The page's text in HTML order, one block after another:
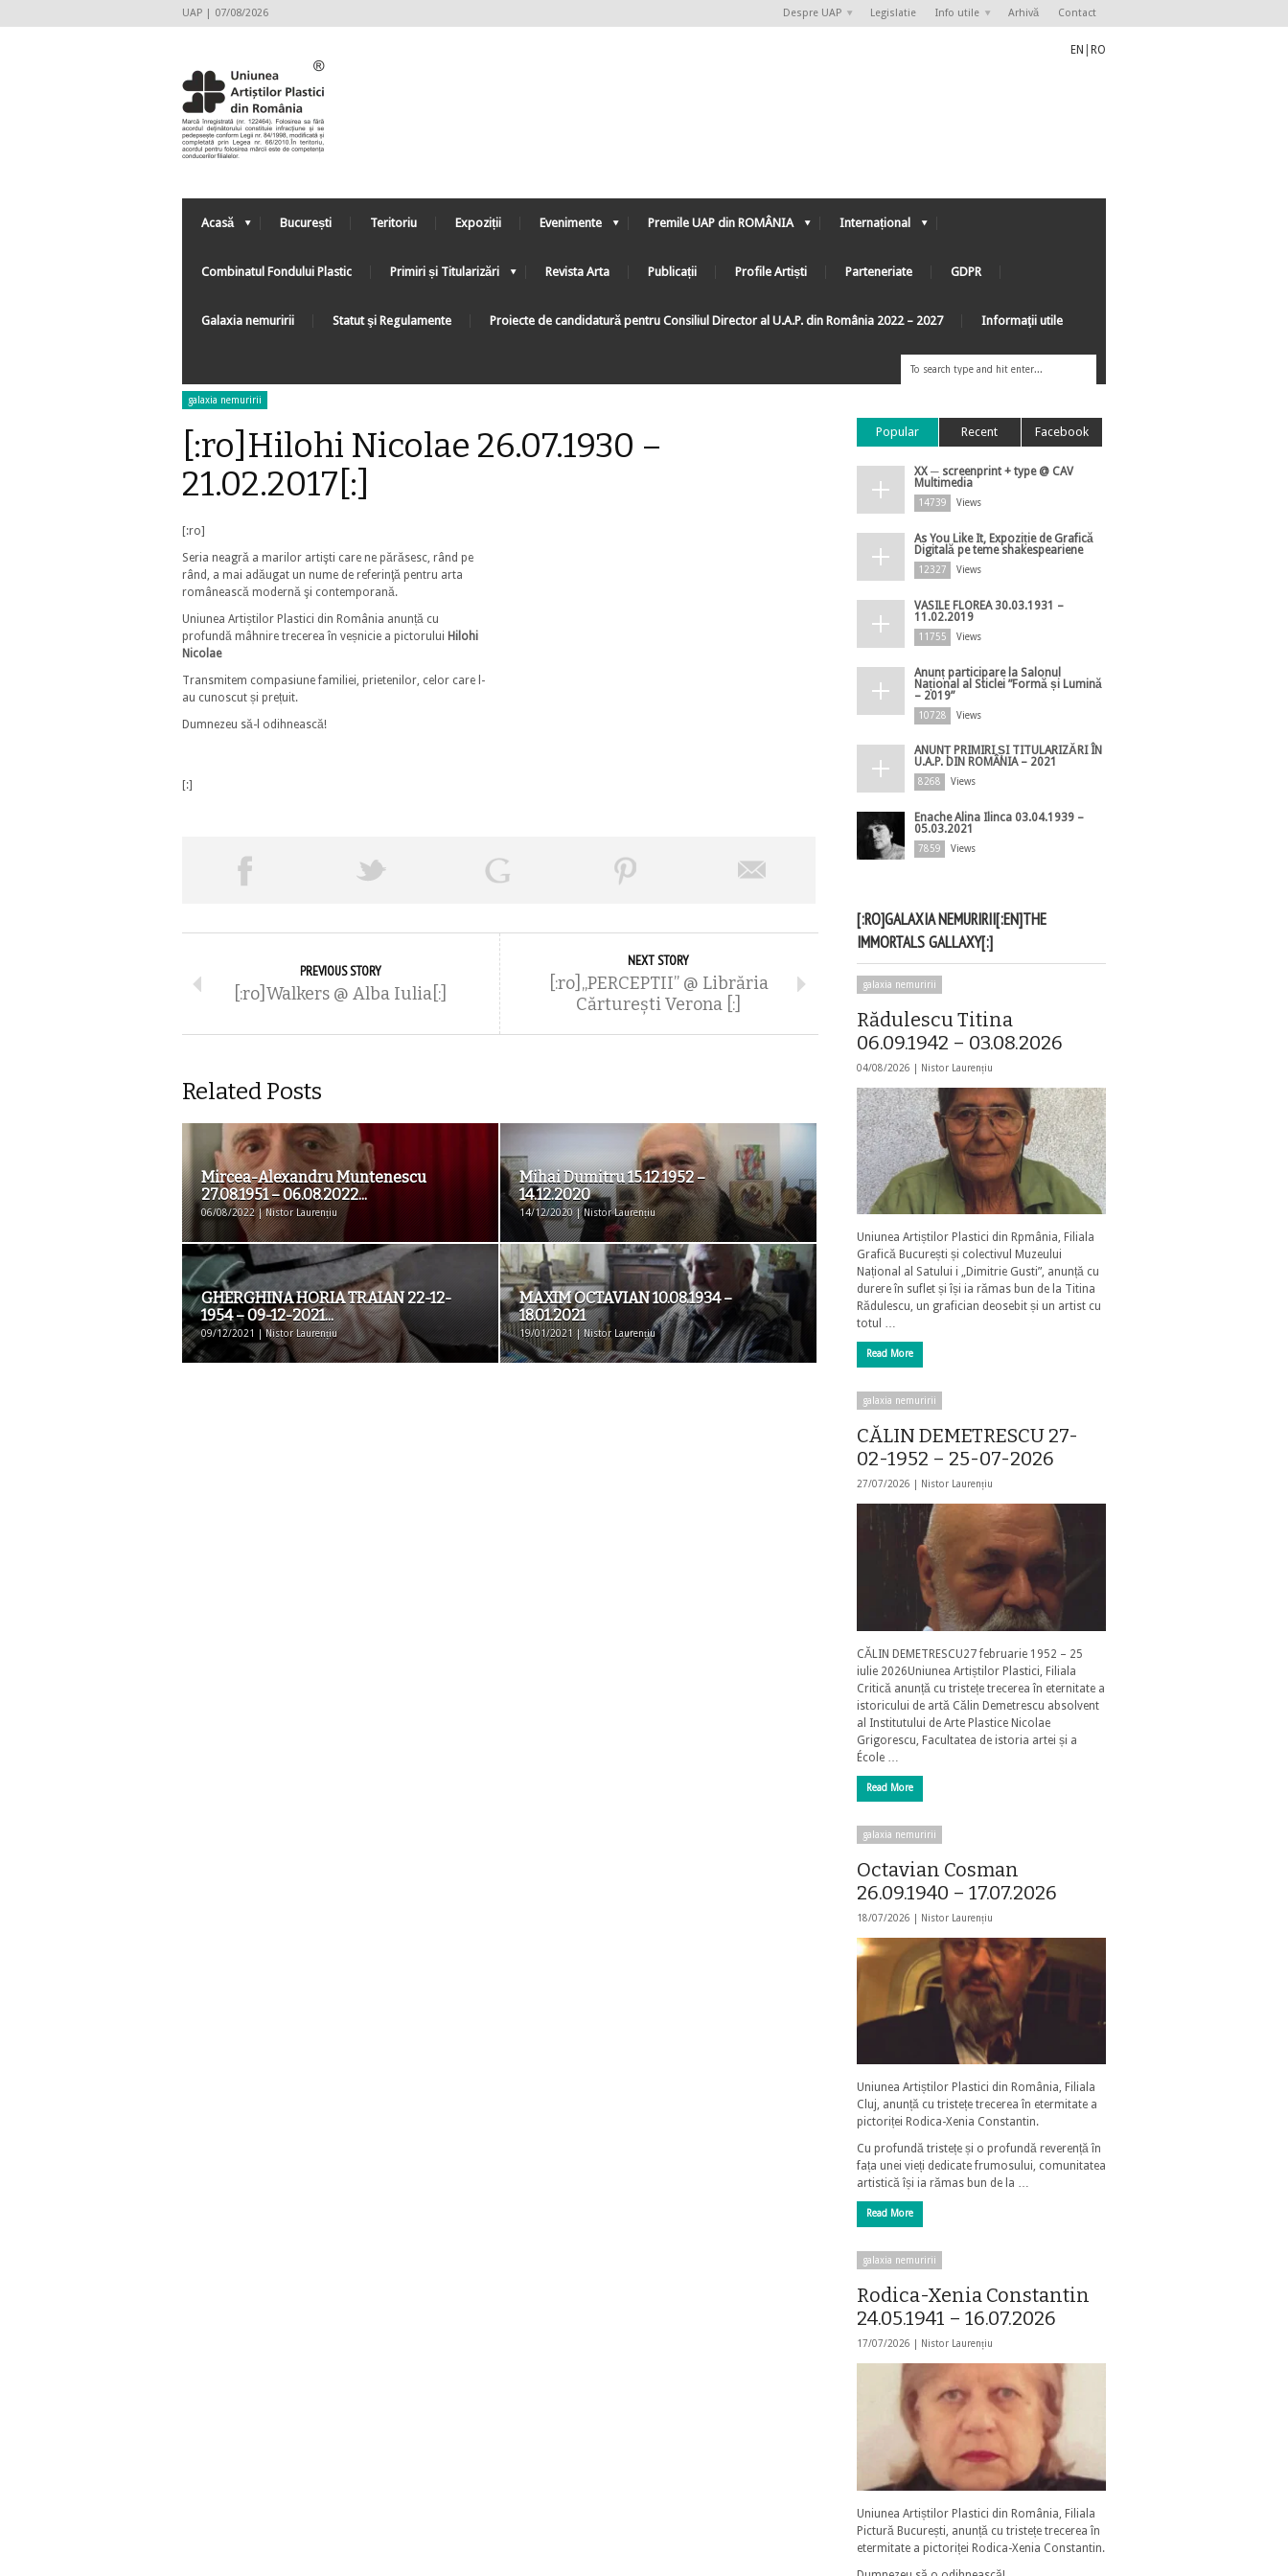
UAP | 07/08/2026 Despre UAP Legislatie Info utile Arhivă Contact
EN RO
Acasă București Teritoriu Expoziții Evenimente Premile UAP din ROMÂNIA Internațional
Combinatul Fondului Plastic Primiri și Titularizări Revista Arta Publicații Profile Artiști Parteneriate GDPR
Galaxia nemuririi Statut şi Regulamente Proiecte de candidatură pentru Consiliul Director al U.A.P. din România 2022 – 2027 Informaţii utile
galaxia nemuririi
[:ro]Hilohi Nicolae 26.07.1930 –
21.02.2017[:]
[:ro]
Seria neagră a marilor artişti care ne părăsesc, rând pe
rând, a mai adăugat un nume de referinţă pentru arta
românească modernă şi contemporană.
Uniunea Artiștilor Plastici din România anunță cu
profundă mâhnire trecerea în veșnicie a pictorului Hilohi
Nicolae
Transmitem compasiune familiei, prietenilor, celor care l-
au cunoscut și prețuit.
Dumnezeu să-l odihnească!
[:]
PREVIOUS STORY
[:ro]Walkers @ Alba Iulia[:]
NEXT STORY
[:ro]„PERCEPTII” @ Librăria
Cărtureşti Verona [:]
Related Posts
Mircea-Alexandru Muntenescu
27.08.1951 – 06.08.2022...
06/08/2022 | Nistor Laurențiu
Mihai Dumitru 15.12.1952 –
14.12.2020
14/12/2020 | Nistor Laurențiu
GHERGHINA HORIA TRAIAN 22-12-
1954 – 09-12-2021...
09/12/2021 | Nistor Laurențiu
MAXIM OCTAVIAN 10.08.1934 –
18.01.2021
19/01/2021 | Nistor Laurențiu
Popular Recent Facebook
XX ─ screenprint + type @ CAV
Multimedia
14739 Views
As You Like It, Expoziție de Grafică
Digitală pe teme shakespeariene
12327 Views
VASILE FLOREA 30.03.1931 –
11.02.2019
11755 Views
Anunț participare la Salonul
Național al Sticlei ”Formă și Lumină
– 2019”
10728 Views
ANUNȚ PRIMIRI ȘI TITULARIZĂRI ÎN
U.A.P. DIN ROMÂNIA – 2021
8268 Views
Enache Alina Ilinca 03.04.1939 –
05.03.2021
7859 Views
[:RO]GALAXIA NEMURIRII[:EN]THE
IMMORTALS GALLAXY[:]
galaxia nemuririi
Rădulescu Titina
06.09.1942 – 03.08.2026
04/08/2026 | Nistor Laurențiu
Uniunea Artiștilor Plastici din Rpmânia, Filiala
Grafică București și colectivul Muzeului
Național al Satului i „Dimitrie Gusti”, anunță cu
durere în suflet și își ia rămas bun de la Titina
Rădulescu, un grafician deosebit și un artist cu
totul …
Read More
galaxia nemuririi
CĂLIN DEMETRESCU 27-
02-1952 – 25-07-2026
27/07/2026 | Nistor Laurențiu
CĂLIN DEMETRESCU27 februarie 1952 – 25
iulie 2026Uniunea Artiștilor Plastici, Filiala
Critică anunță cu tristețe trecerea în eternitate a
istoricului de artă Călin Demetrescu absolvent
al Institutului de Arte Plastice Nicolae
Grigorescu, Facultatea de istoria artei și a
École …
Read More
galaxia nemuririi
Octavian Cosman
26.09.1940 – 17.07.2026
18/07/2026 | Nistor Laurențiu
Uniunea Artiștilor Plastici din România, Filiala
Cluj, anunță cu tristețe trecerea în etermitate a
pictoriței Rodica-Xenia Constantin.
Cu profundă tristețe și o profundă reverență în
fața unei vieți dedicate frumosului, comunitatea
artistică își ia rămas bun de la …
Read More
galaxia nemuririi
Rodica-Xenia Constantin
24.05.1941 – 16.07.2026
17/07/2026 | Nistor Laurențiu
Uniunea Artiștilor Plastici din România, Filiala
Pictură București, anunță cu tristețe trecerea în
etermitate a pictoriței Rodica-Xenia Constantin.